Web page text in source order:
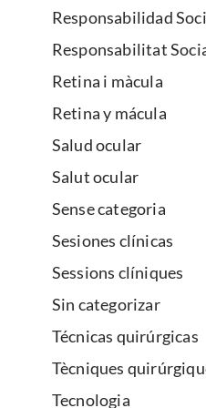
Responsabilidad
Responsabilitat
Retina i màcula
Retina y mácula
Salud ocular
Salut ocular
Sense categoria
Sesiones clínicas
Sessions clíniques
Sin categorizar
Técnicas quirúrgicas
Tècniques
Tecnologia